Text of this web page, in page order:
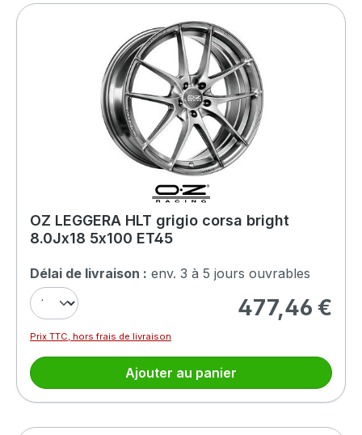
OZ LEGGERA HLT grigio corsa bright
8.0Jx18 5x100 ET45
Délai de livraison : env. 3 à 5 jours ouvrables
Prix régulier :
477,46 €
Prix TTC, hors frais de livraison
Ajouter au panier